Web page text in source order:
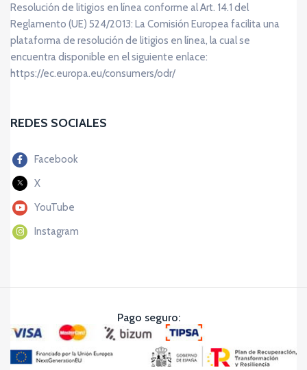
Resolución de litigios en línea conforme al Art. 14.1 del
Reglamento (UE) 524/2013: La Comisión Europea facilita una
plataforma de resolución de litigios en línea, la cual se
encuentra disponible en el siguiente enlace:
https://ec.europa.eu/consumers/odr/
REDES SOCIALES
Facebook
X
YouTube
Instagram
Pago seguro: